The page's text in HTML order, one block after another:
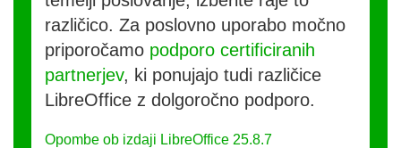
različico. Za poslovno uporabo močno
priporočamo podporo certificiranih
partnerjev, ki ponujajo tudi različice
LibreOffice z dolgoročno podporo.
Opombe ob izdaji LibreOffice 25.8.7